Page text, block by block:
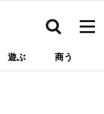
遊ぶ 商う